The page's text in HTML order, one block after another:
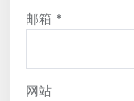
邮箱 *
网站